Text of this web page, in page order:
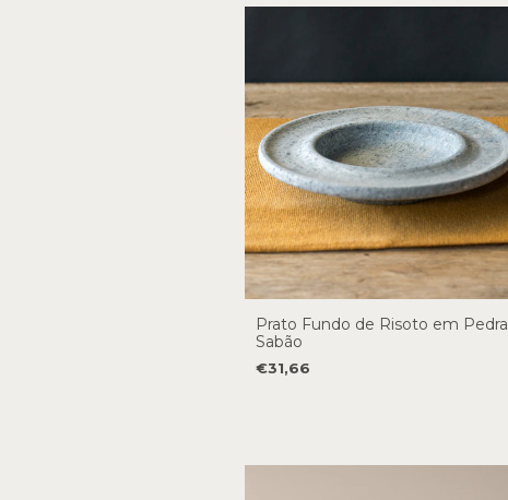
Prato Fundo de Risoto em Pedra
Sabão
€31,66